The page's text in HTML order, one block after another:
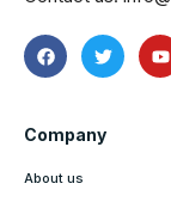
Company
About us